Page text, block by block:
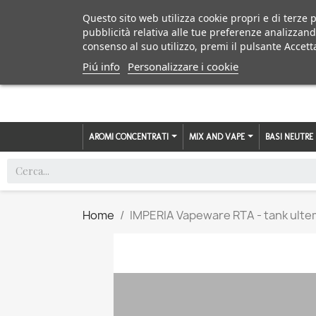
AROMI CONCENTRATI MIX AND VAPE BASI NEUTRE
Home IMPERIA Vapeware RTA - tank
Questo sito web utilizza cookie propri e di
pubblicità relativa alle tue preferenze
consenso al suo utilizzo, premi il pulsante
Piú info Personalizzare i cookie